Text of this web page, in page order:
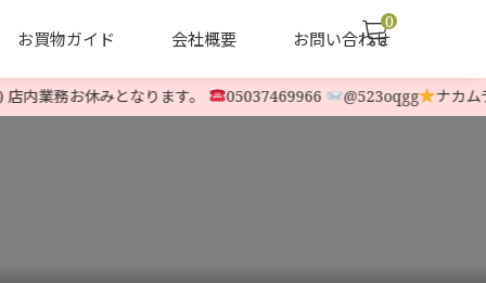
お買物ガイド 会社概要 お問い合わせ
ヤナセ他 中古除雪機
0
務お休みとなります。 05037469966 @523oqgg ナカムラ除